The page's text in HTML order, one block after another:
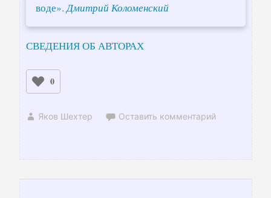
воде».Дмитрий Коломенский
СВЕДЕНИЯ ОБ АВТОРАХ
0
Яков Шехтер Оставить комментарий